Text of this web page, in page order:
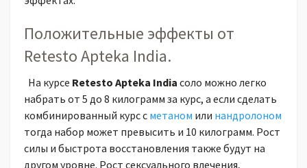
Положительные эффекты от
Retesto Apteka India.
На курсе Retesto Apteka India соло можно легко
набрать от 5 до 8 килограмм за курс, а если сделать
комбинированный курс с метаном или нандролоном
тогда набор может превысить и 10 килограмм. Рост
силы и быстрота восстановления также будут на
другом уровне. Рост сексуального влечения,